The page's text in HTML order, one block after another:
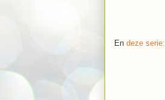
En deze serie: